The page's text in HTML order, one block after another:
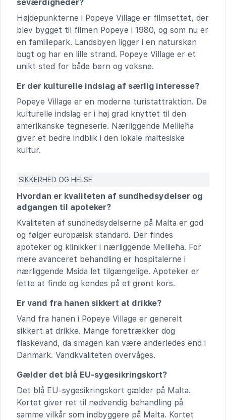
seværdigheder?
Højdepunkterne i Popeye Village er filmsettet, der
blev bygget til filmen Popeye i 1980, og som nu er
en familiepark. Landsbyen ligger i en naturskøn
bugt og har en lille strand. Popeye Village er et
unikt sted for både børn og voksne.
Er der kulturelle indslag af særlig interesse?
Popeye Village er en moderne turistattraktion. De
kulturelle indslag er i høj grad knyttet til den
amerikanske tegneserie. Nærliggende Mellieħa
giver et bedre indblik i den lokale maltesiske
kultur.
SIKKERHED OG HELSE
Hvordan er kvaliteten af sundhedsydelser og
adgangen til apoteker?
Kvaliteten af sundhedsydelserne på Malta er god
og følger europæisk standard. Der findes
apoteker og klinikker i nærliggende Mellieħa. For
mere avanceret behandling er hospitalerne i
nærliggende Msida let tilgængelige. Apoteker er
lette at finde og kendes på et grønt kors.
Er vand fra hanen sikkert at drikke?
Vand fra hanen i Popeye Village er generelt
sikkert at drikke. Mange foretrækker dog
flaskevand, da smagen kan være anderledes end i
Danmark. Vandkvaliteten overvåges.
Gælder det blå EU-sygesikringskort?
Det blå EU-sygesikringskort gælder på Malta.
Kortet giver ret til nødvendig behandling på
samme vilkår som indbyggere på Malta. Kortet